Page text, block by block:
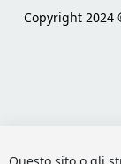
Copyright 2024